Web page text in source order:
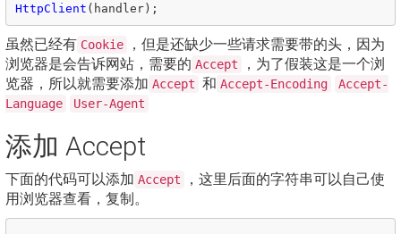
HttpClient ( handler);
虽然已经有 Cookie
，但是还缺少一些请求需要带的头，因为
浏览器是会告诉网站，需要的 Accept
，为了假装这是一个浏
览器，所以就需要添加 Accept 和 Accept-Encoding
Accept-
Language
User-Agent
添加 Accept
下面的代码可以添加 Accept
，这里后面的字符串可以自己使
用浏览器查看，复制。